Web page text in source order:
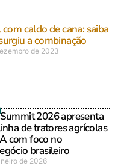
com caldo de cana: saiba
a combinação
de 2023
2026 apresenta
de tratores agrícolas
com foco no
brasileiro
de 2026